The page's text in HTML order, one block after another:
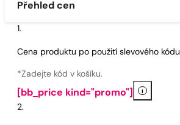
Přehled cen
Cena produktu po použití slevového kódu
*Zadejte kód v košíku.
[bb_price kind="promo"] i